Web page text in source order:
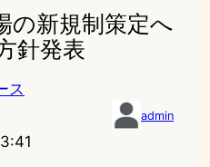
の新規制策定へ
針発表
ス
admin